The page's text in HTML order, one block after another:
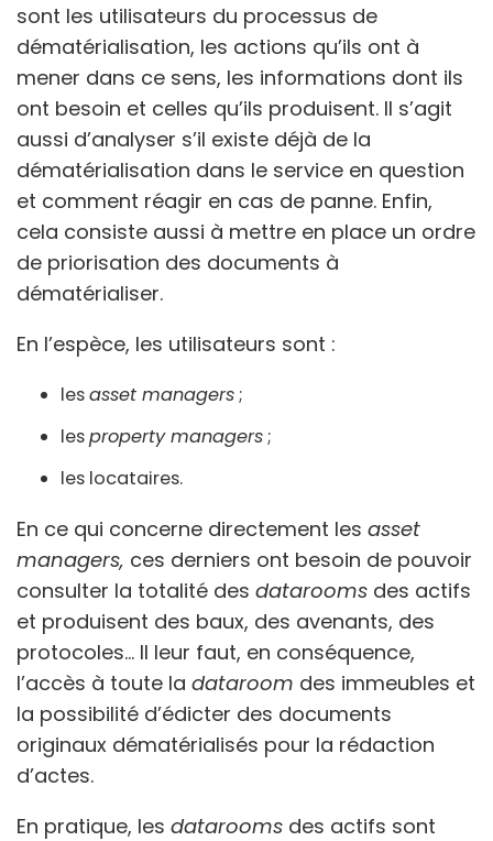
sont les utilisateurs du processus de
dématérialisation, les actions qu’ils ont à
mener dans ce sens, les informations dont ils
ont besoin et celles qu’ils produisent. Il s’agit
aussi d’analyser s’il existe déjà de la
dématérialisation dans le service en question
et comment réagir en cas de panne. Enfin,
cela consiste aussi à mettre en place un ordre
de priorisation des documents à
dématérialiser.
En l’espèce, les utilisateurs sont :
lesasset managers ;
lesproperty managers ;
les locataires.
En ce qui concerne directement les asset
managers, ces derniers ont besoin de pouvoir
consulter la totalité des datarooms des actifs
et produisent des baux, des avenants, des
protocoles… Il leur faut, en conséquence,
l’accès à toute la dataroom des immeubles et
la possibilité d’édicter des documents
originaux dématérialisés pour la rédaction
d’actes.
En pratique, les datarooms des actifs sont